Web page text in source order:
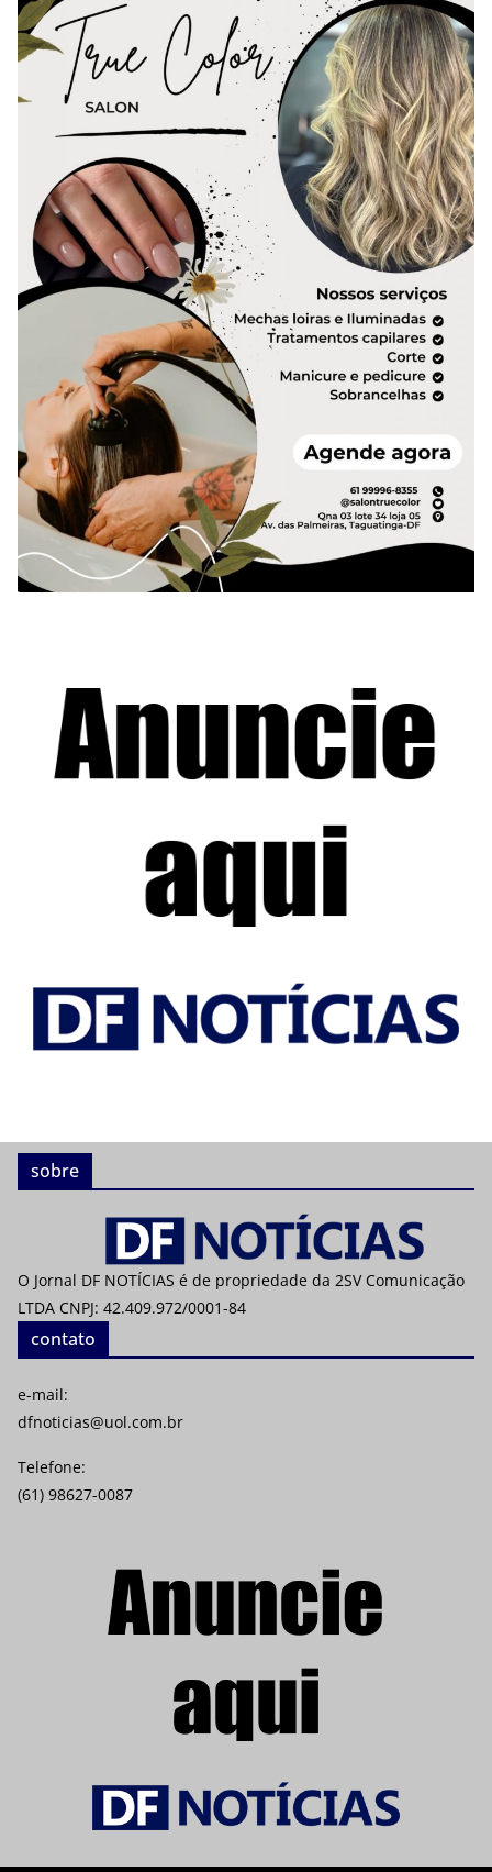
sobre
O Jornal DF NOTÍCIAS é de propriedade da 2SV Comunicação
LTDA CNPJ: 42.409.972/0001-84
contato
e-mail:
dfnoticias@uol.com.br
Telefone:
(61) 98627-0087